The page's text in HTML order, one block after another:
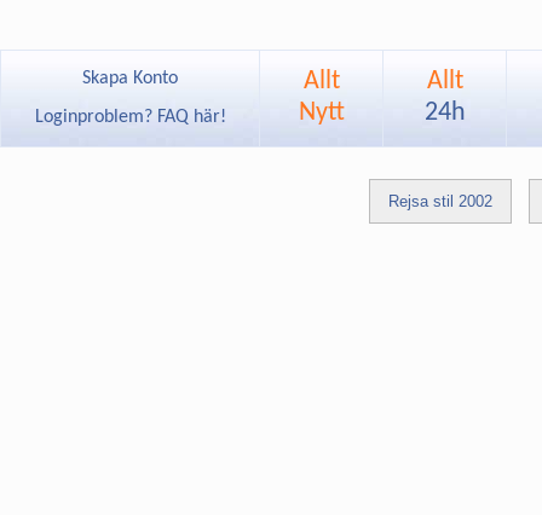
Skapa Konto
Loginproblem? FAQ här!
Allt
Nytt
Allt
24h
Rejsa stil 2002